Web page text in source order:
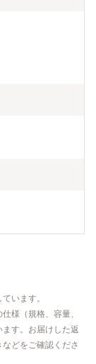
います。
様（規格、容量、
す。お届けした返
どをご確認くださ